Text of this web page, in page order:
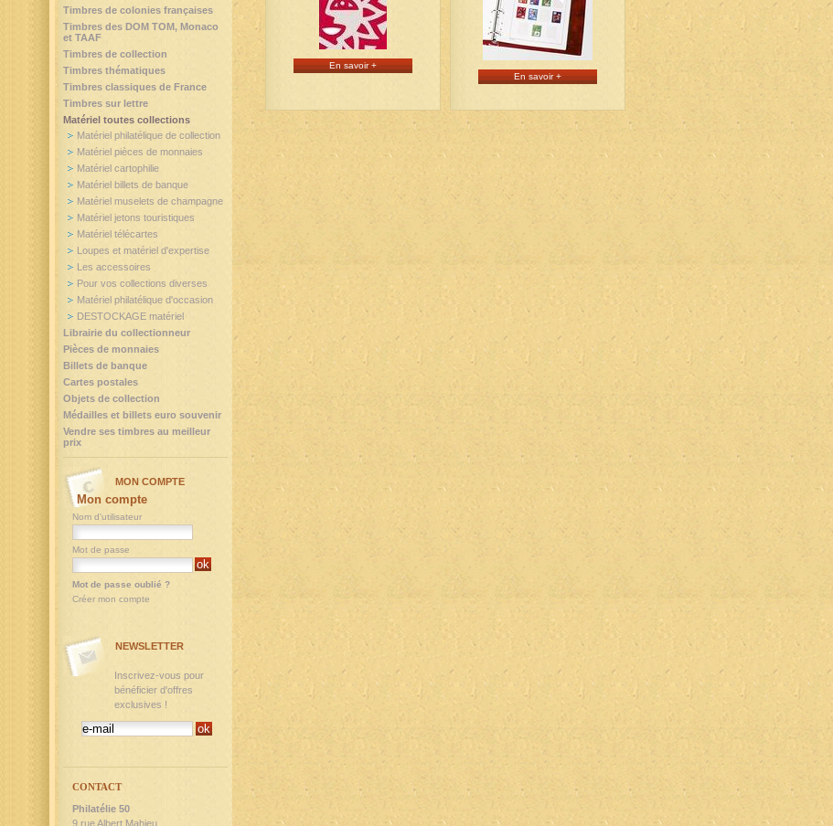
En savoir +
En savoir +
Timbres de colonies françaises
Timbres des DOM TOM, Monaco
et TAAF
Timbres de collection
Timbres thématiques
Timbres classiques de France
Timbres sur lettre
Matériel toutes collections
Matériel philatélique de collection
Matériel pièces de monnaies
Matériel cartophilie
Matériel billets de banque
Matériel muselets de champagne
Matériel jetons touristiques
Matériel télécartes
Loupes et matériel d'expertise
Les accessoires
Pour vos collections diverses
Matériel philatélique d'occasion
DESTOCKAGE matériel
Librairie du collectionneur
Pièces de monnaies
Billets de banque
Cartes postales
Objets de collection
Médailles et billets euro souvenir
Vendre ses timbres au meilleur
prix
MON COMPTE
Mon compte
Nom d'utilisateur
Mot de passe
Mot de passe oublié ?
Créer mon compte
NEWSLETTER
Inscrivez-vous pour
bénéficier d'offres
exclusives !
CONTACT
Philatélie 50
9,rue Albert Mahieu